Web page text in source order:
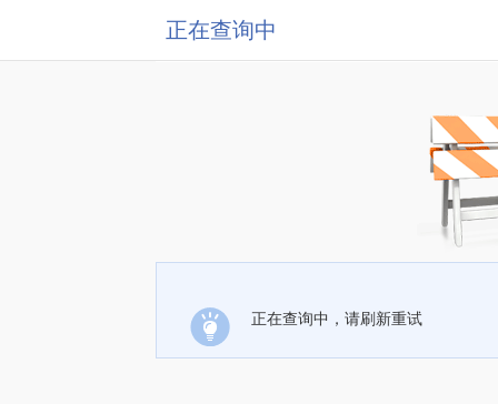
正在查询中
正在查询中，请刷新重试